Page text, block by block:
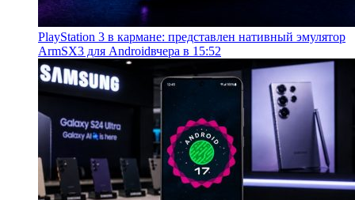
PlayStation 3 в кармане: представлен нативный эмулятор
ArmSX3 для Androidвчера в 15:52